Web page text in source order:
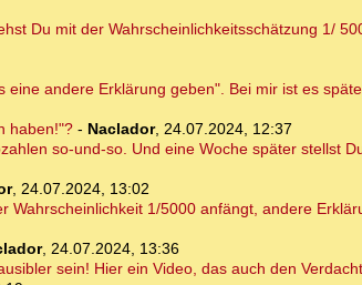
Du mit der Wahrscheinlichkeitsschätzung 1/
andere Erklärung geben". Bei mir ist es
haben!"?- Naclador, 24.07.2024, 12:37
so-und-so. Und eine Woche später stellst
, 24.07.2024, 13:02
1/5000 anfängt, andere
, 24.07.2024, 13:36
sein! Hier ein Video, das auch den